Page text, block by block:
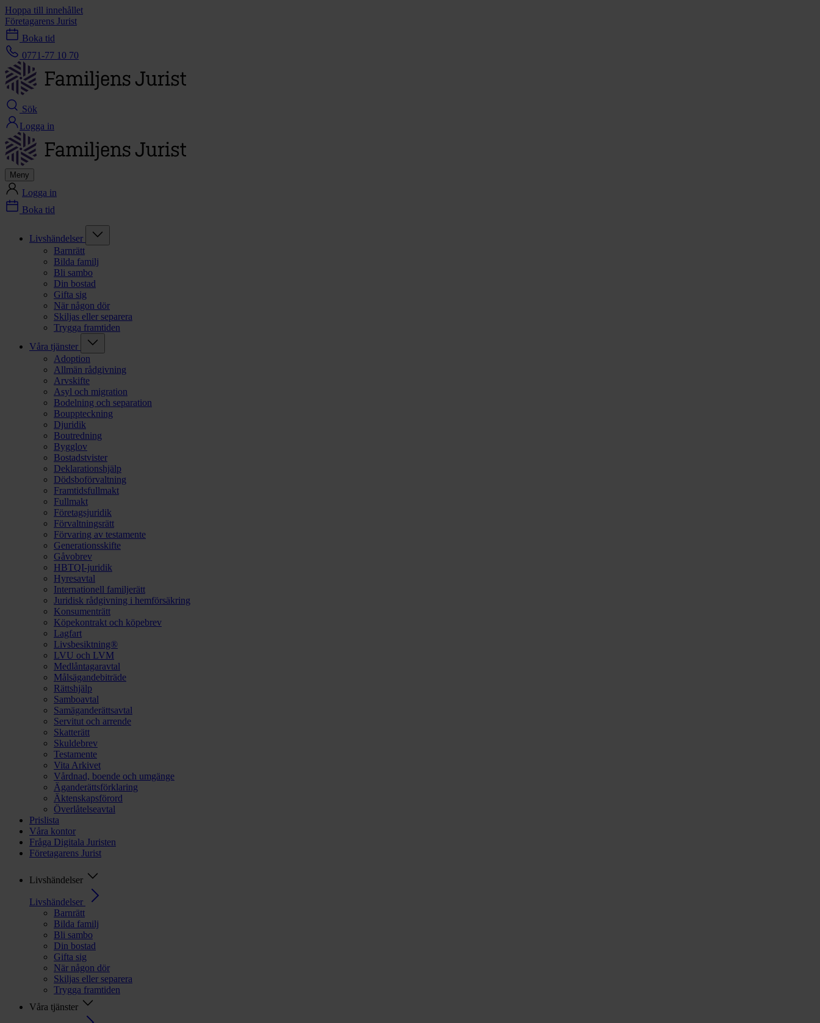
Hoppa till innehållet
Företagarens Jurist
Boka tid
0771-77 10 70
Sök
Logga in
Meny
Logga in
Boka tid
Livshändelser
Barnrätt
Bilda familj
Bli sambo
Din bostad
Gifta sig
När någon dör
Skiljas eller separera
Trygga framtiden
Våra tjänster
Adoption
Allmän rådgivning
Arvskifte
Asyl och migration
Bodelning och separation
Bouppteckning
Djuridik
Boutredning
Bygglov
Bostadstvister
Deklarationshjälp
Dödsboförvaltning
Framtidsfullmakt
Fullmakt
Företagsjuridik
Förvaltningsrätt
Förvaring av testamente
Generationsskifte
Gåvobrev
HBTQI-juridik
Hyresavtal
Internationell familjerätt
Juridisk rådgivning i hemförsäkring
Konsumenträtt
Köpekontrakt och köpebrev
Lagfart
Livsbesiktning®
LVU och LVM
Medlåntagaravtal
Målsägandebiträde
Rättshjälp
Samboavtal
Samäganderättsavtal
Servitut och arrende
Skatterätt
Skuldebrev
Testamente
Vita Arkivet
Vårdnad, boende och umgänge
Äganderättsförklaring
Äktenskapsförord
Överlåtelseavtal
Prislista
Våra kontor
Fråga Digitala Juristen
Företagarens Jurist
Livshändelser
Livshändelser
Barnrätt
Bilda familj
Bli sambo
Din bostad
Gifta sig
När någon dör
Skiljas eller separera
Trygga framtiden
Våra tjänster